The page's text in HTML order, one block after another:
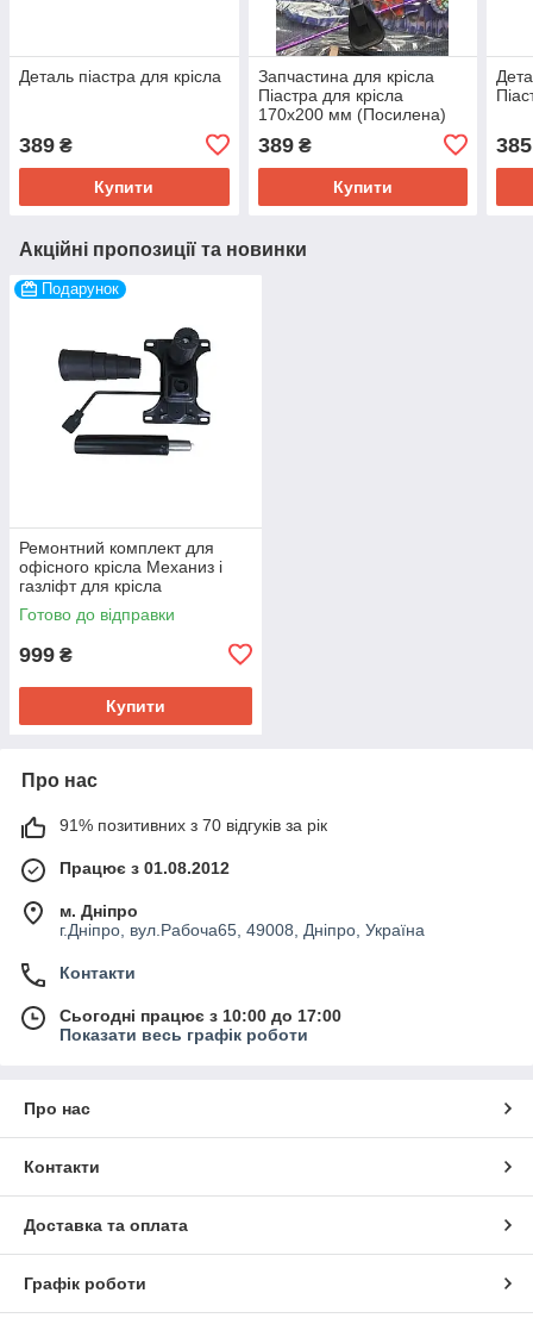
Деталь піастра для крісла
389 ₴
Купити
Запчастина для крісла
Піастра для крісла
170х200 мм (Посилена)
389₴
Купити
385
Акційні пропозиції та новинки
Подарунок
Ремонтний комплект для
офісного крісла Механиз і
газліфт для крісла
Готово до відправки
999 ₴
Купити
Про нас
91% позитивних з 70 відгуків за рік
Працює з 01.08.2012
м. Дніпро
г.Дніпро, вул.Рабоча65, 49008, Дніпро, Україна
Контакти
Сьогодні працює з 10:00 до 17:00
Показати весь графік роботи
Про нас
Контакти
Доставка та оплата
Графік роботи